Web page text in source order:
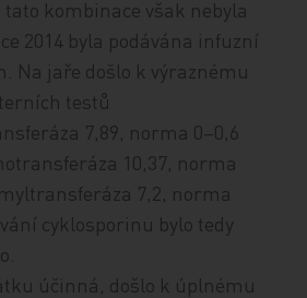
kombinace však nebyla
2014 byla podávána infuzní
Na jaře došlo k výraznému
testů
7,89, norma 0–0,6
10,37, norma
7,2, norma
cyklosporinu bylo tedy
účinná, došlo k úplnému